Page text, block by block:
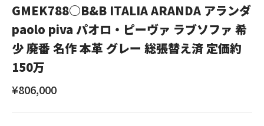
GMEK788○B&B ITALIA ARANDA アランダ
paolo piva パオロ・ピーヴァ ラブソファ 希
少 廃番 名作 本革 グレー 総張替え済 定価約
150万
セール価格
¥806,000